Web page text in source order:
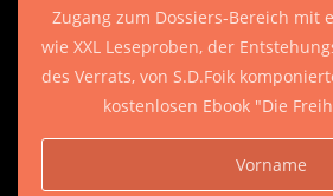
Zugang zum Dossiers-Bereich mit
wie XXL Leseproben, der
des Verrats, von S.D.Foik
kostenlosen Ebook "Die